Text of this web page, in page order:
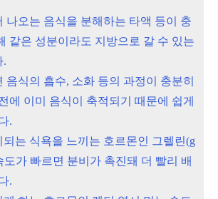
나오는 음식을 분해하는 타액 등이 충
같은 성분이라도 지방으로 갈 수 있는
.
음식의 흡수, 소화 등의 과정이 충분히
에 이미 음식이 축적되기 때문에 쉽게
.
되는 식욕을 느끼는 호르몬인 그렐린(g
도가 빠르면 분비가 촉진돼 더 빨리 배
.